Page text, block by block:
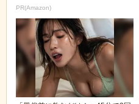
の本気が...
PR(Amazon)